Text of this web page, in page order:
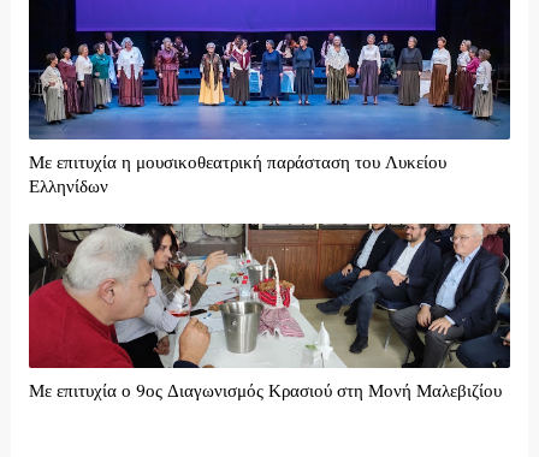
Με επιτυχία η μουσικοθεατρική παράσταση του Λυκείου
Ελληνίδων
Με επιτυχία ο 9ος Διαγωνισμός Κρασιού στη Μονή Μαλεβιζίου